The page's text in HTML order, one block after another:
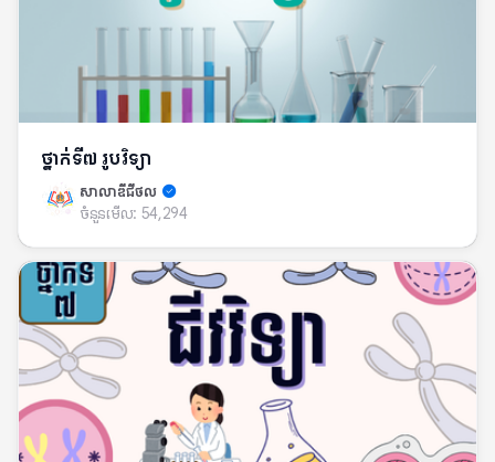
ថ្នាក់ទី៧ រូបវិទ្យា
សាលាឌីជីថល
ចំនួនមើល: 54,294